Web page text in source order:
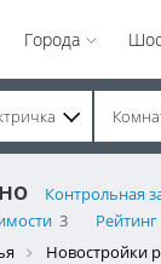
Города
Контрольная
3
Рейтинг
Новостройки